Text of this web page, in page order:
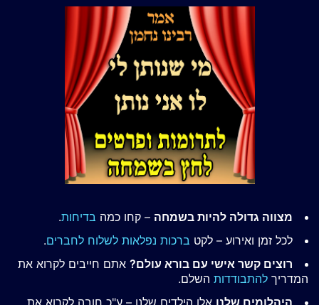
מצווה גדולה להיות בשמחה – קחו כמה בדיחות.
לכל זמן ואירוע – לקט ברכות נפלאות לשלוח לחברים.
רוצים קשר אישי עם בורא עולם? אתם חייבים לקרוא את
המדריך להתבודדות השלם.
היהלומים שלנו אלו הילדים שלנו – ע"כ חובה לקרוא את